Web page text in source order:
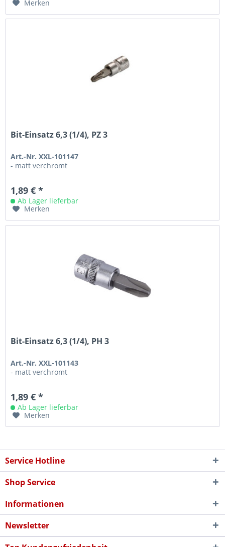
Merken
Bit-Einsatz 6,3 (1/4), PZ 3
Art.-Nr. XXL-101147
- matt verchromt
1,89 € *
Ab Lager lieferbar
Merken
Bit-Einsatz 6,3 (1/4), PH 3
Art.-Nr. XXL-101143
- matt verchromt
1,89 € *
Ab Lager lieferbar
Merken
Service Hotline
Shop Service
Informationen
Newsletter